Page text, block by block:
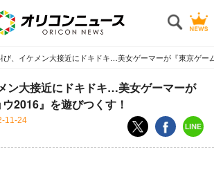
び、イケメン大接近にドキドキ…美女ゲーマーが『東京ゲー
ン大接近にドキドキ…美女ゲーマーが
ウ2016』を遊びつくす！
11-24